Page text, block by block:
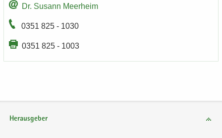
Dr. Su­sann Meer­heim
0351 825 - 1030
0351 825 - 1003
Herausgeber